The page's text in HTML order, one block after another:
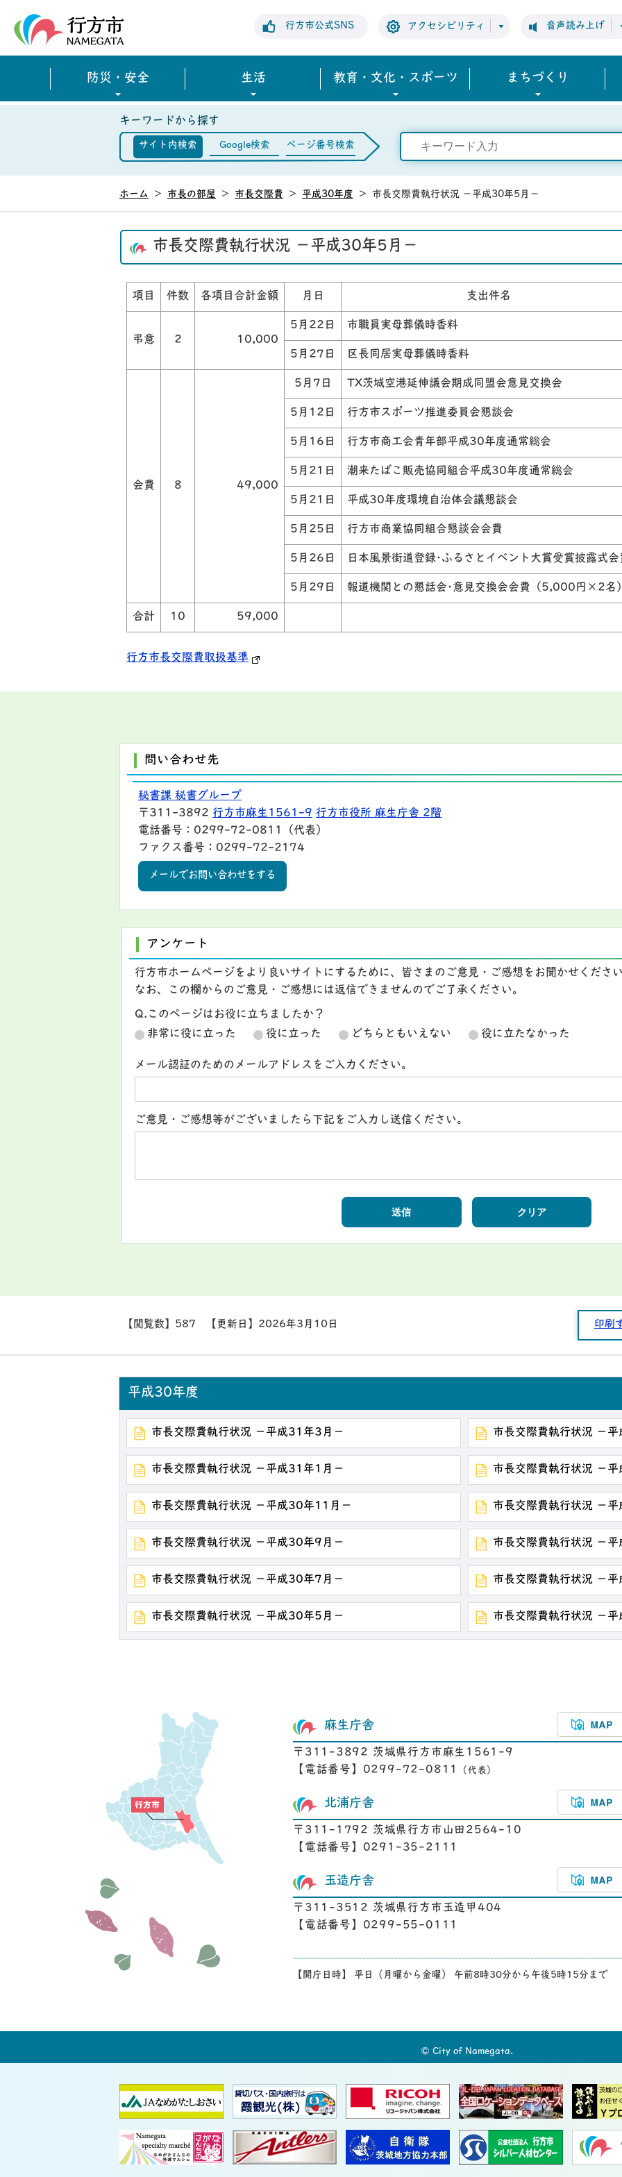
行方市公式SNS アクセシビリティ 音声読み上げ
防災・安全 生活 教育・文化・スポーツ まちづくり
キーワードから探す
サイト内検索 Google検索 ページ番号検索
ホーム > 市長の部屋 > 市長交際費 > 平成30年度 > 市長交際費執行状況 －平成30年5月－
市長交際費執行状況 －平成30年5月－
項目 件数 各項目合計金額 月日 支出件名
弔意 2 10,000
5月22日 市職員実母葬儀時香料
5月27日 区長同居実母葬儀時香料
会費 8 49,000
5月7日 TX茨城空港延伸議会期成同盟会意見交換会
5月12日 行方市スポーツ推進委員会懇談会
5月16日 行方市商工会青年部平成30年度通常総会
5月21日 潮来たばこ販売協同組合平成30年度通常総会
5月21日 平成30年度環境自治体会議懇談会
5月25日 行方市商業協同組合懇談会会費
5月26日 日本風景街道登録･ふるさとイベント大賞受賞披露式会
5月29日 報道機関との懇話会･意見交換会会費（5,000円×2名
合計 10 59,000
行方市長交際費取扱基準
問い合わせ先
秘書課 秘書グループ
〒311-3892 行方市麻生1561-9 行方市役所 麻生庁舎 2階
電話番号：0299-72-0811（代表）
ファクス番号：0299-72-2174
メールでお問い合わせをする
アンケート
行方市ホームページをより良いサイトにするために、皆さまのご意見・ご感想をお聞かせくださ
なお、この欄からのご意見・ご感想には返信できませんのでご了承ください。
Q.このページはお役に立ちましたか？
非常に役に立った
役に立った どちらともいえない 役に立たなかった
メール認証のためのメールアドレスをご入力ください。
ご意見・ご感想等がございましたら下記をご入力し送信ください。
【閲覧数】 587 【更新日】 2026年3月10日 印刷
平成30年度
市長交際費執行状況 －平成31年3月－ 市長交際費執行状況 －
市長交際費執行状況 －平成31年1月－ 市長交際費執行状況 －
市長交際費執行状況 －平成30年11月－ 市長交際費執行状況 －
市長交際費執行状況 －平成30年9月－ 市長交際費執行状況 －
市長交際費執行状況 －平成30年7月－ 市長交際費執行状況 －
市長交際費執行状況 －平成30年5月－ 市長交際費執行状況 －
麻生庁舎
〒311-3892 茨城県行方市麻生1561-9
【電話番号】0299-72-0811
（代表）
北浦庁舎
〒311-1792 茨城県行方市山田2564-10
【電話番号】0291-35-2111
玉造庁舎
〒311-3512 茨城県行方市玉造甲404
【電話番号】0299-55-0111
【開庁日時】 平日（月曜から金曜） 午前8時30分から午後5時15分まで
© City of Namegata.